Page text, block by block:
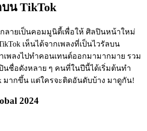
น TikTok
กลายเป็นคอมมูนิตี้เพื่อให้ ศิลปินหน้าใหม่
เห็นได้จากเพลงที่เป็นไวรัลบน
เพลงไปทำคอนเทนต์ออกมามากมาย รวม
นชื่อดังหลาย ๆ คนที่ในปีนี้ได้เริ่มต้นทำ
มากขึ้น แต่ใครจะติดอันดับบ้าง มาดูกัน!
2024